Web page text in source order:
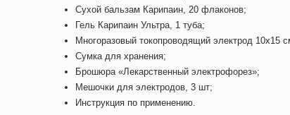
Сухой бальзам Карипаин, 20 флаконов;
Гель Карипаин Ультра, 1 туба;
Многоразовый токопроводящий электрод 10х15
Сумка для хранения;
Брошюра «Лекарственный электрофорез»;
Мешочки для электродов, 3 шт;
Инструкция по применению.